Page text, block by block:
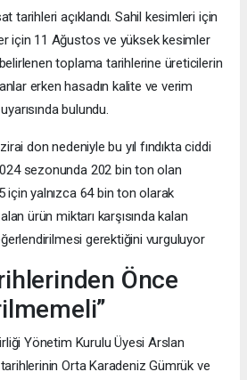
tarihleri açıklandı. Sahil kesimleri için
için 11 Ağustos ve yüksek kesimler
toplama tarihlerine üreticilerin
erken hasadın kalite ve verim
bulundu.
don nedeniyle bu yıl fındıkta ciddi
sezonunda 202 bin ton olan
için yalnızca 64 bin ton olarak
ürün miktarı karşısında kalan
gerektiğini vurguluyor
Önce
Yönetim Kurulu Üyesi Arslan
Orta Karadeniz Gümrük ve